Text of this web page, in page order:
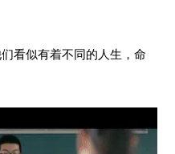
看似有着不同的人生，命